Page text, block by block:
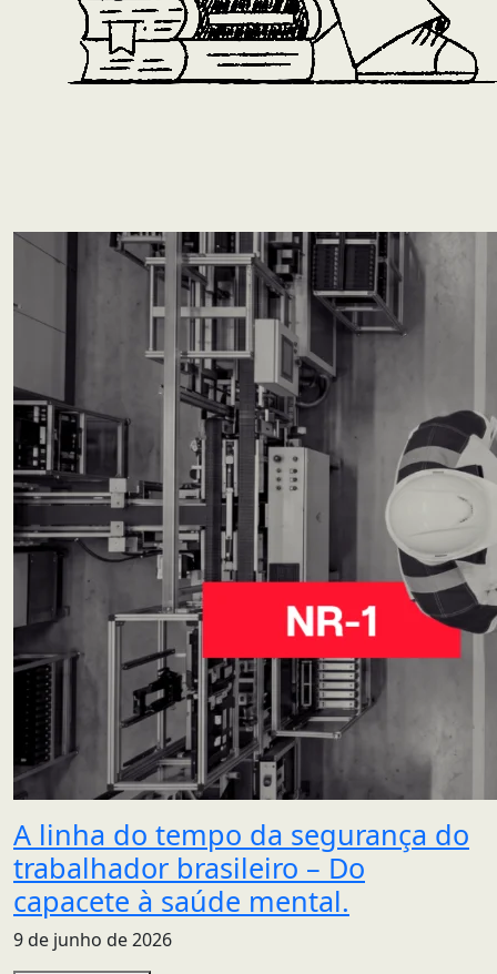
A linha do tempo da segurança do
trabalhador brasileiro – Do
capacete à saúde mental.
9 de junho de 2026